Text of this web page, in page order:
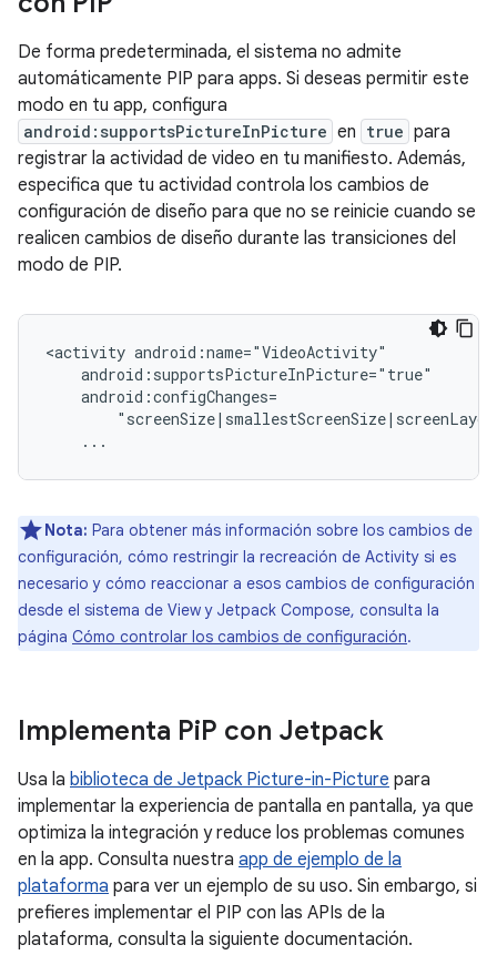
De forma predeterminada, el sistema no admite
automáticamente PIP para apps. Si deseas permitir este
modo en tu app, configura
android:supportsPictureInPicture en true para
registrar la actividad de video en tu manifiesto. Además,
especifica que tu actividad controla los cambios de
configuración de diseño para que no se reinicie cuando se
realicen cambios de diseño durante las transiciones del
modo de PIP.
<activity
Nota: Para obtener más información sobre los cambios de
configuración, cómo restringir la recreación de Activity si es
necesario y cómo reaccionar a esos cambios de configuración
desde el sistema de View y Jetpack Compose, consulta la
página Cómo controlar los cambios de configuración.
Implementa PiP con Jetpack
Usa la biblioteca de Jetpack Picture-in-Picture para
implementar la experiencia de pantalla en pantalla, ya que
optimiza la integración y reduce los problemas comunes
en la app. Consulta nuestra app de ejemplo de la
plataforma para ver un ejemplo de su uso. Sin embargo, si
prefieres implementar el PIP con las APIs de la
plataforma, consulta la siguiente documentación.